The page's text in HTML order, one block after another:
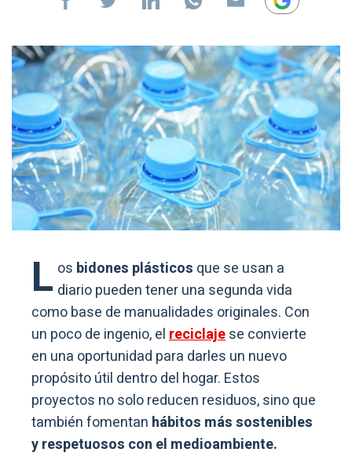
L os bidones plásticos que se usan a
diario pueden tener una segunda vida
como base de manualidades originales. Con
un poco de ingenio, elreciclajese convierte
en una oportunidad para darles un nuevo
propósito útil dentro del hogar. Estos
proyectos no solo reducen residuos, sino que
también fomentan hábitos más sostenibles
y respetuosos con el medioambiente.